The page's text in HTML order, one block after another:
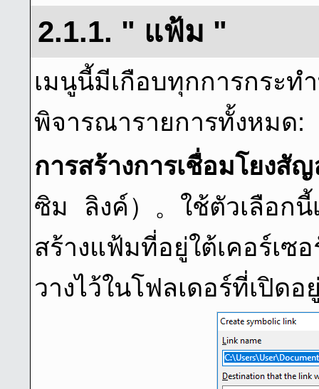
2.1.1. " แฟ้ม "
เมนูนี้มีเกือบทุกการกระ
พิจารณารายการทั้งหมด:
การสร้างการเชื่อมโยง
ซิม ลิงค์ ）。ใช้ตัวเลือก
สร้างแฟ้มที่อยู่ใต้เคอร์เซอ
วางไว้ในโฟลเดอร์ที่เปิด